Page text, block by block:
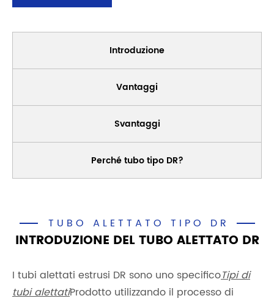
Introduzione
Vantaggi
Svantaggi
Perché tubo tipo DR?
TUBO ALETTATO TIPO DR
INTRODUZIONE DEL TUBO ALETTATO DR
I tubi alettati estrusi DR sono uno specificoTipi di
tubi alettatiProdotto utilizzando il processo di